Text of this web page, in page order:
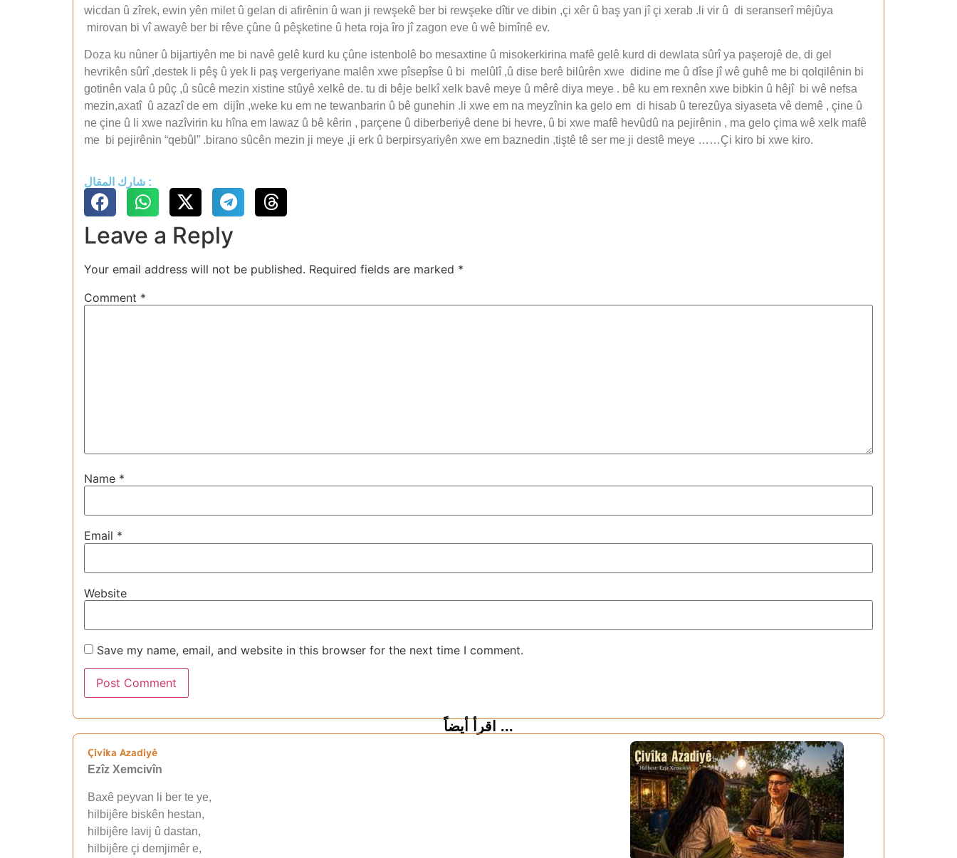
wicdan û zîrek, ewin yên milet û gelan di afirênin û wan ji rewşekê ber bi rewşeke dîtir ve dibin ,çi xêr û baş yan jî çi xerab .li vir û di seranserî mêjûya
mirovan bi vî awayê ber bi rêve çûne û pêşketine û heta roja îro jî zagon eve û wê bimînê ev.
Doza ku nûner û bijartiyên me bi navê gelê kurd ku çûne istenbolê bo mesaxtine û misokerkirina mafê gelê kurd di dewlata sûrî ya paşerojê de, di gel
hevrikên sûrî ,destek li pêş û yek li paş vergeriyane malên xwe pîsepîse û bi melûlî ,û dise berê bilûrên xwe didine me û dîse jî wê guhê me bi qolqilênin bi
gotinên vala û pûç ,û sûcê mezin xistine stûyê xelkê de. tu di bêje belkî xelk bavê meye û mêrê diya meye . bê ku em rexnên xwe bibkin û hêjî bi wê nefsa
mezin,axatî û azazî de em dijîn ,weke ku em ne tewanbarin û bê gunehin .li xwe em na meyzînin ka gelo em di hisab û terezûya siyaseta vê demê , çine û
ne çine û li xwe nazîvirin ku hîna em lawaz û bê kêrin , parçene û diberberiyê dene bi hevre, û bi xwe mafê hevûdû na pejirênin , ma gelo çima wê xelk mafê
me bi pejirênin “qebûl” .birano sûcên mezin ji meye ,ji erk û berpirsyariyên xwe em baznedin ,tiştê tê ser me ji destê meye ……Çi kiro bi xwe kiro.
شارك المقال :
Leave a Reply
Your email address will not be published. Required fields are marked *
Comment *
Name *
Email *
Website
Save my name, email, and website in this browser for the next time I comment.
اقرأ أيضاً ...
Çivîka Azadiyê
Ezîz Xemcivîn
Baxê peyvan li ber te ye,
hilbijêre biskên hestan,
hilbijêre lavij û dastan,
hilbijêre çi demjimêr e,